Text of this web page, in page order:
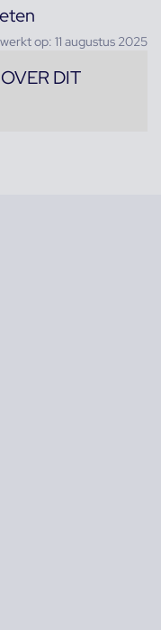
op: 11 augustus 2025
DIT